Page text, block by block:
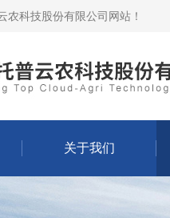
农科技股份有限公司网站 ！
关于我们